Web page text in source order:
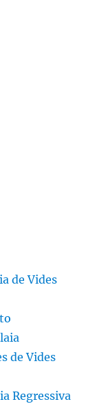
de Vides
de Vides
Regressiva